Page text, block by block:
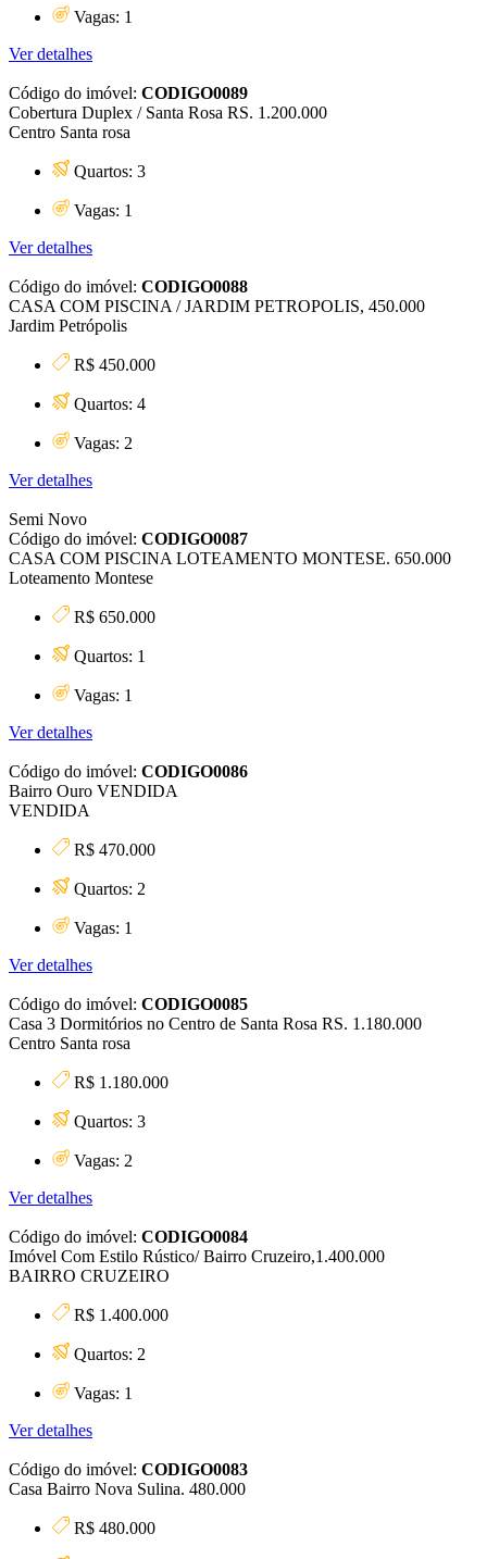
Vagas: 1
Ver detalhes
Código do imóvel: CODIGO0089
Cobertura Duplex / Santa Rosa RS. 1.200.000
Centro Santa rosa
Quartos: 3
Vagas: 1
Ver detalhes
Código do imóvel: CODIGO0088
CASA COM PISCINA / JARDIM PETROPOLIS, 450.000
Jardim Petrópolis
R$ 450.000
Quartos: 4
Vagas: 2
Ver detalhes
Semi Novo
Código do imóvel: CODIGO0087
CASA COM PISCINA LOTEAMENTO MONTESE. 650.000
Loteamento Montese
R$ 650.000
Quartos: 1
Vagas: 1
Ver detalhes
Código do imóvel: CODIGO0086
Bairro Ouro VENDIDA
VENDIDA
R$ 470.000
Quartos: 2
Vagas: 1
Ver detalhes
Código do imóvel: CODIGO0085
Casa 3 Dormitórios no Centro de Santa Rosa RS. 1.180.000
Centro Santa rosa
R$ 1.180.000
Quartos: 3
Vagas: 2
Ver detalhes
Código do imóvel: CODIGO0084
Imóvel Com Estilo Rústico/ Bairro Cruzeiro,1.400.000
BAIRRO CRUZEIRO
R$ 1.400.000
Quartos: 2
Vagas: 1
Ver detalhes
Código do imóvel: CODIGO0083
Casa Bairro Nova Sulina. 480.000
R$ 480.000